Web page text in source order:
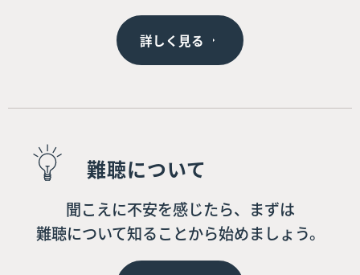
詳しく見る
難聴について
聞こえに不安を感じたら、まずは
難聴について知ることから始めましょう。